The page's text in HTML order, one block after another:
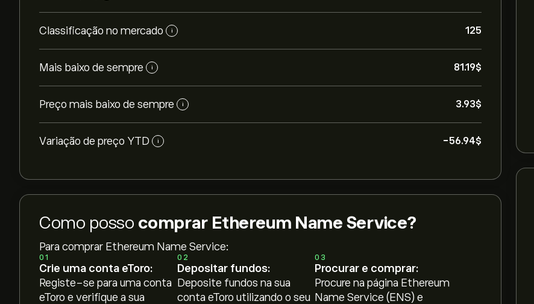
Classificação no mercado i 125
Mais baixo de sempre i 81.19‎$‎
Preço mais baixo de sempre i 3.93‎$‎
Variação de preço YTD i -56.94‎$‎
Como posso comprar Ethereum Name Service?
Para comprar Ethereum Name Service:
01
Crie uma conta eToro:
Registe-se para uma conta
eToro e verifique a sua
02
Depositar fundos:
Deposite fundos na sua
conta eToro utilizando o seu
03
Procurar e comprar:
Procure na página Ethereum
Name Service (ENS) e
O preço atual de ENS é 4.30‎$‎
A capitalização bolsista de Ethereum Name Service é 176.87M‎$‎